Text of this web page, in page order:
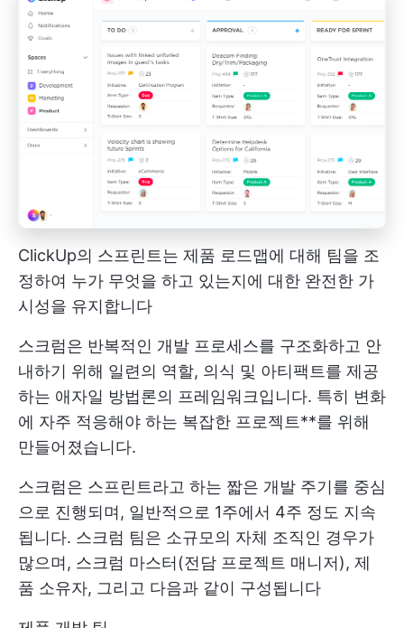
ClickUp의 스프린트는 제품 로드맵에 대해 팀을 조
정하여 누가 무엇을 하고 있는지에 대한 완전한 가
시성을 유지합니다
스크럼은 반복적인 개발 프로세스를 구조화하고 안
내하기 위해 일련의 역할, 의식 및 아티팩트를 제공
하는 애자일 방법론의 프레임워크입니다. 특히 변화
에 자주 적응해야 하는 복잡한 프로젝트**를 위해
만들어졌습니다.
스크럼은 스프린트라고 하는 짧은 개발 주기를 중심
으로 진행되며, 일반적으로 1주에서 4주 정도 지속
됩니다. 스크럼 팀은 소규모의 자체 조직인 경우가
많으며, 스크럼 마스터(전담 프로젝트 매니저), 제
품 소유자, 그리고 다음과 같이 구성됩니다